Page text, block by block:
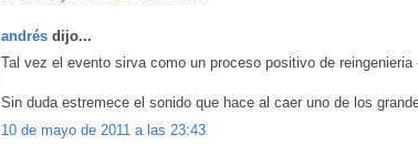
andrés dijo...
Tal vez el evento sirva como un proceso positivo de reingenieria
Sin duda estremece el sonido que hace al caer uno de los
10 de mayo de 2011 a las 23:43